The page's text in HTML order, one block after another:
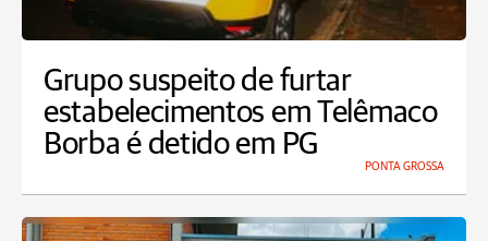
Grupo suspeito de furtar
estabelecimentos em Telêmaco
Borba é detido em PG
PONTA GROSSA